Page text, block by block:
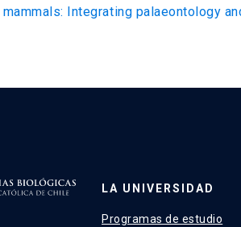
Integrating palaeontology
LA UNIVERSIDAD
Programas de estudio